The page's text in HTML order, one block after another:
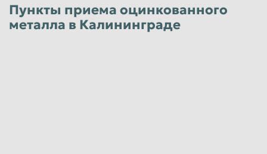
Пункты приема оцинкованного
металла в Калининграде